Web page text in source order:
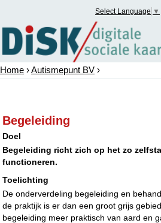
Select Language ▼
Home ›Autismepunt BV ›
Begeleiding
Doel
Begeleiding richt zich op het zo
functioneren.
Toelichting
De onderverdeling begeleiding en
de praktijk is er dan een groot grijs
begeleiding meer praktisch van aard en